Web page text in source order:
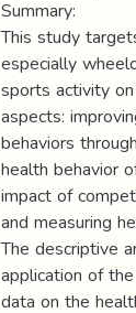
Summary:
This study
especially
sports activity
aspects:
behaviors
health behavior
impact of
and measuring
The descriptive
application of
data on the